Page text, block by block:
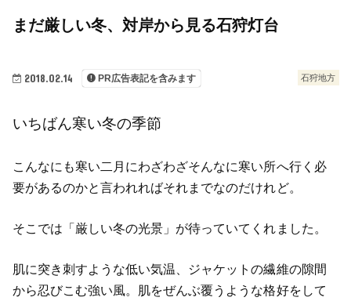
石狩地方
2018.02.14 PR広告表記を含みます
まだ厳しい冬、対岸から見る石狩灯台
いちばん寒い冬の季節
こんなにも寒い二月にわざわざそんなに寒い所へ行く必
要があるのかと言われればそれまでなのだけれど。
そこでは「厳しい冬の光景」が待っていてくれました。
肌に突き刺すような低い気温、ジャケットの繊維の隙間
から忍びこむ強い風。肌をぜんぶ覆うような格好をして